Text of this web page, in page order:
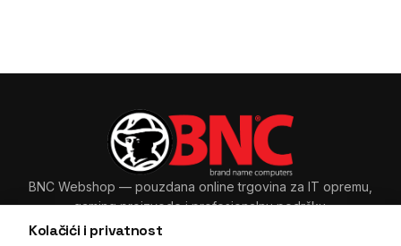
Kolačići i privatnost
BNC Webshop — pouzdana online trgovina za IT opremu,
gaming proizvode i profesionalnu podršku.